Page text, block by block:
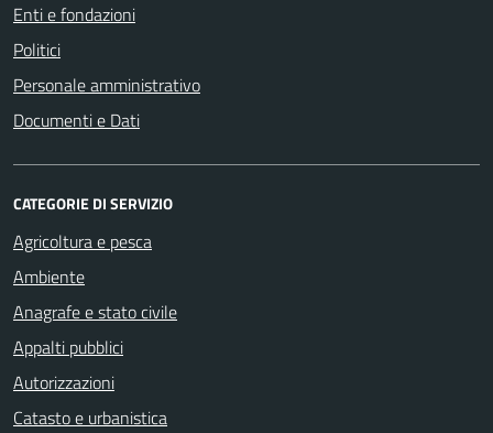
Enti e fondazioni
Politici
Personale amministrativo
Documenti e Dati
CATEGORIE DI SERVIZIO
Agricoltura e pesca
Ambiente
Anagrafe e stato civile
Appalti pubblici
Autorizzazioni
Catasto e urbanistica